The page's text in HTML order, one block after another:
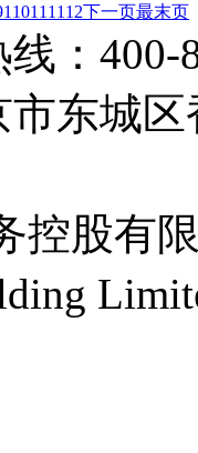
110111 112下一页最末页
：400-
东城
控股有